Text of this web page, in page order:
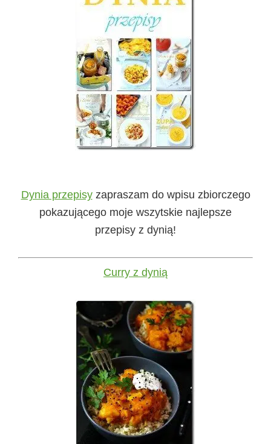
Dynia przepisyzapraszam do wpisu zbiorczego
pokazującego moje wszytskie najlepsze
przepisy z dynią!
Curry z dynią